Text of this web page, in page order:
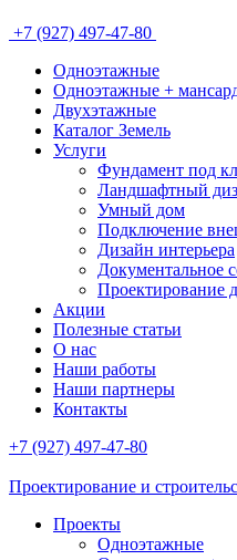
+7 (927) 497-47-80
Одноэтажные
Одноэтажные +
Двухэтажные
Каталог Земель
Услуги
Фундамент под
Ландшафтный
Умный дом
Подключение
Дизайн интерьера
Документальное
Проектирование
Акции
Полезные статьи
О нас
Наши работы
Наши партнеры
Контакты
+7 (927) 497-47-80
Проектирование и
Проекты
Одноэтажные